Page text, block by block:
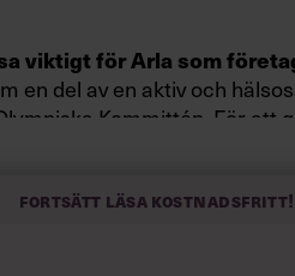
viktigt för Arla som
en del av en aktiv och
Kommittén. För att
Fortsätt läsa kostnadsfritt!